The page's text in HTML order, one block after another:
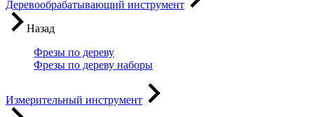
Деревообрабатывающий инструмент
Назад
Фрезы по дереву
Фрезы по дереву наборы
Измерительный инструмент